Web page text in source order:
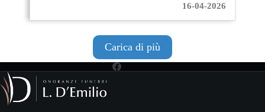
16-04-2026
Carica di più